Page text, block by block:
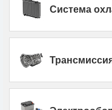
Система